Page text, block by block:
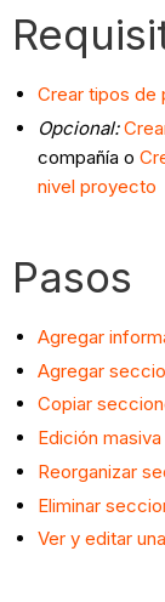
Crear tipos de
Opcional:
compañía o
nivel proyecto
Pasos
Agregar
Agregar
Copiar
Edición
Reorganizar
Eliminar
Ver y editar